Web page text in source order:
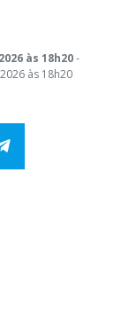
às 18h20-
às 18h20